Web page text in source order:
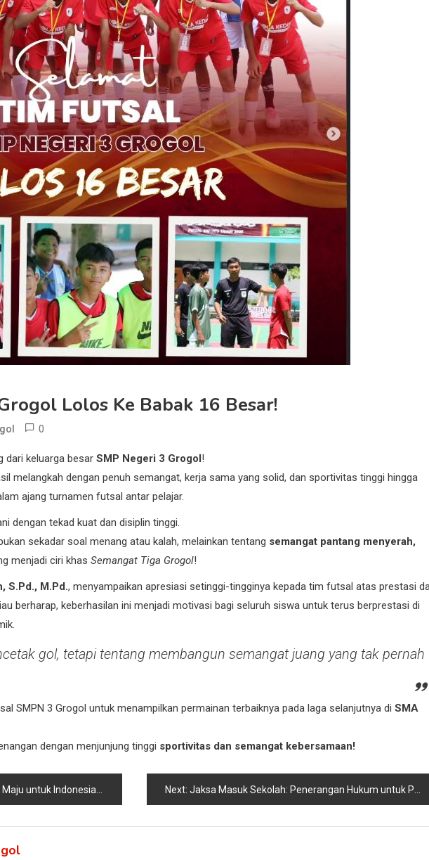
Lolos Ke Babak 16 Besar!
0
dari keluarga besar SMP Negeri 3 Grogol!
melangkah dengan penuh semangat, kerja sama yang solid, dan sportivitas tinggi hingga
ajang turnamen futsal antar pelajar.
dengan tekad kuat dan disiplin tinggi.
sekadar soal menang atau kalah, melainkan tentang semangat pantang menyerah,
menjadi ciri khas Semangat Tiga Grogol!
S.Pd., M.Pd., menyampaikan apresiasi setinggi-tingginya kepada tim futsal atas prestasi
berharap, keberhasilan ini menjadi motivasi bagi seluruh siswa untuk terus berprestasi di
gol, tetapi tentang membangun semangat juang yang tak pernah
SMPN 3 Grogol untuk menampilkan permainan terbaiknya pada laga selanjutnya di SMA
dengan menjunjung tinggi sportivitas dan semangat kebersamaan!
untuk Indonesia Emas” Next: Jaksa Masuk Sekolah: Penerangan Hukum untuk Pelajar SMP di Kabupaten Kediri